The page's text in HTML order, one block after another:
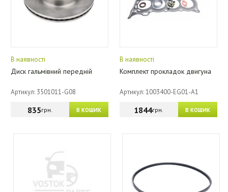
В наявності
Диск гальмівний передній
Артикул: 3501011-G08
В КОШИК
835грн.
В наявності
Комплект прокладок двигуна
Артикул: 1003400-EG01-A1
В КОШИК
1844грн.